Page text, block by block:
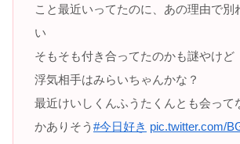
こと最近いってたのに、あの理由で別
い
そもそも付き合ってたのかも謎やけど
浮気相手はみらいちゃんかな？
最近けいしくんふうたくんとも会って
かありそう #今日好き pic.twitter.com/